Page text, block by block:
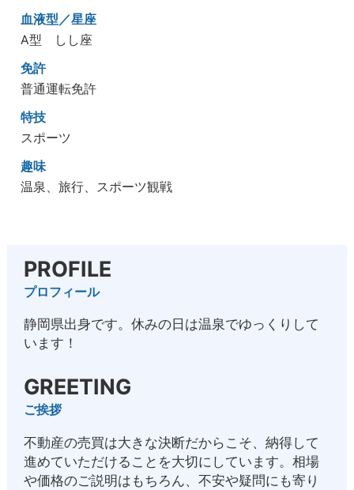
血液型／星座
A型 しし座
免許
普通運転免許
特技
スポーツ
趣味
温泉、旅行、スポーツ観戦
PROFILE
プロフィール
静岡県出身です。休みの日は温泉でゆっくりして
います！
GREETING
ご挨拶
不動産の売買は大きな決断だからこそ、納得して
進めていただけることを大切にしています。相場
や価格のご説明はもちろん、不安や疑問にも寄り